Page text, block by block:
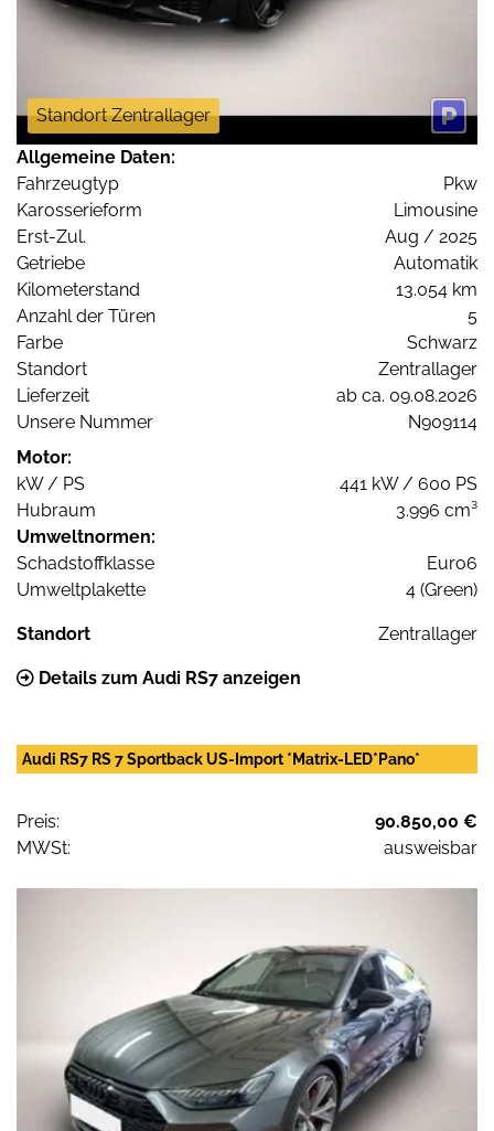
Standort Zentrallager
Allgemeine Daten:
Fahrzeugtyp
Pkw
Karosserieform
Limousine
Erst-Zul.
Aug / 2025
Getriebe
Automatik
Kilometerstand
13.054 km
Anzahl der Türen
5
Farbe
Schwarz
Standort
Zentrallager
Lieferzeit
ab ca. 09.08.2026
Unsere Nummer
N909114
Motor:
kW / PS
441 kW / 600 PS
Hubraum
3.996 cm³
Umweltnormen:
Schadstoffklasse
Euro6
Umweltplakette
4 (Green)
Standort Zentrallager
Details zum Audi RS7 anzeigen
Audi RS7 RS 7 Sportback US-Import *Matrix-LED*Pano*
Preis:
90.850,00 €
MWSt:
ausweisbar